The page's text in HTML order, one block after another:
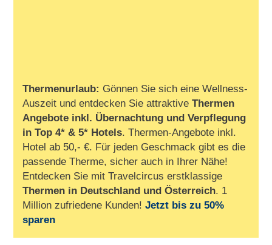
Thermenurlaub: Gönnen Sie sich eine Wellness-
Auszeit und entdecken Sie attraktiveThermen
Angebote inkl. Übernachtung und Verpflegung
in Top 4* & 5* Hotels. Thermen-Angebote inkl.
Hotel ab 50,- €. Für jeden Geschmack gibt es die
passende Therme, sicher auch in Ihrer Nähe!
Entdecken Sie mit Travelcircus erstklassige
Thermen in Deutschland und Österreich. 1
Million zufriedene Kunden!Jetzt bis zu 50%
sparen